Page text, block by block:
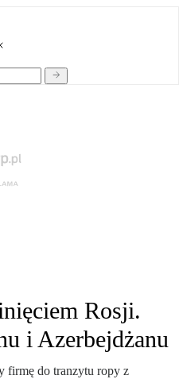
Rosji.
i Azerbejdżanu
firmę do tranzytu ropy z